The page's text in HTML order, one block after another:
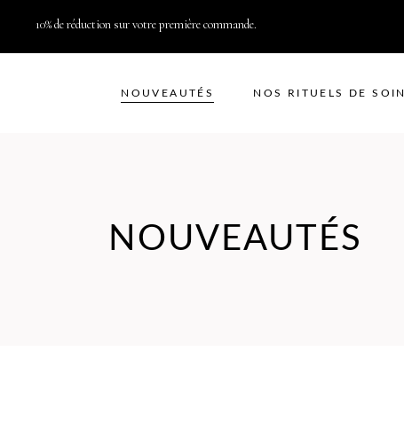
10% de réduction sur votre première commande.
NOUVEAUTÉS NOS RITUELS DE SOIN
NOUVEAUTÉS